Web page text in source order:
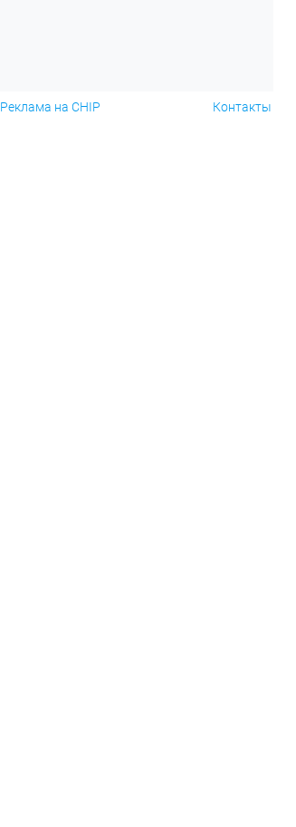
Реклама на CHIP Контакты